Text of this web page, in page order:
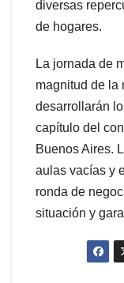
diversas
de hogares.
La jornada de
magnitud de la
desarrollarán
capítulo del
Buenos Aires.
aulas vacías y
ronda de
situación y